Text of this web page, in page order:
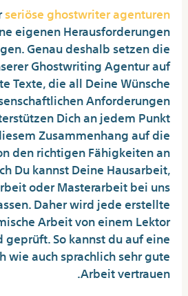
seriöse ghostwriter agenturen
eigenen Herausforderungen
Genau deshalb setzen die
Ghostwriting Agentur auf
Texte, die all Deine Wünsche
Anforderungen
Dich an jedem Punkt
Zusammenhang auf die
den richtigen Fähigkeiten an
Du kannst Deine Hausarbeit,
oder Masterarbeit bei uns
Daher wird jede erstellte
Arbeit von einem Lektor
So kannst du auf eine
wie auch sprachlich sehr gute
Arbeit vertrauen.